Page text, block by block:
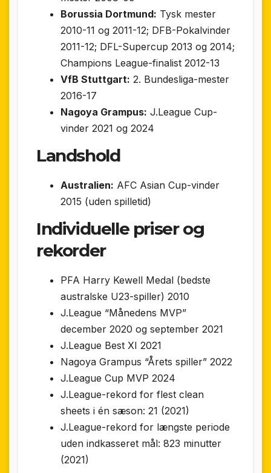
Borussia Dortmund: Tysk mester
2010-11 og 2011-12; DFB-Pokalvinder
2011-12; DFL-Supercup 2013 og 2014;
Champions League-finalist 2012-13
VfB Stuttgart: 2. Bundesliga-mester
2016-17
Nagoya Grampus: J.League Cup-
vinder 2021 og 2024
Landshold
Australien: AFC Asian Cup-vinder
2015 (uden spilletid)
Individuelle priser og
rekorder
PFA Harry Kewell Medal (bedste
australske U23-spiller) 2010
J.League “Månedens MVP”
december 2020 og september 2021
J.League Best XI 2021
Nagoya Grampus “Årets spiller” 2022
J.League Cup MVP 2024
J.League-rekord for flest clean
sheets i én sæson: 21 (2021)
J.League-rekord for længste periode
uden indkasseret mål: 823 minutter
(2021)